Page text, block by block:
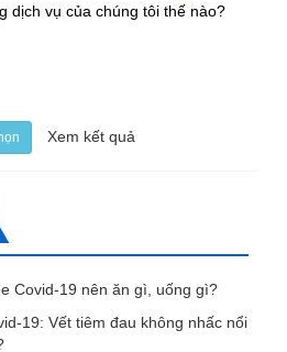
dịch vụ của chúng tôi thế nào?
Xem kết quả
Covid-19 nên ăn gì, uống gì?
19: Vết tiêm đau không nhấc nổi